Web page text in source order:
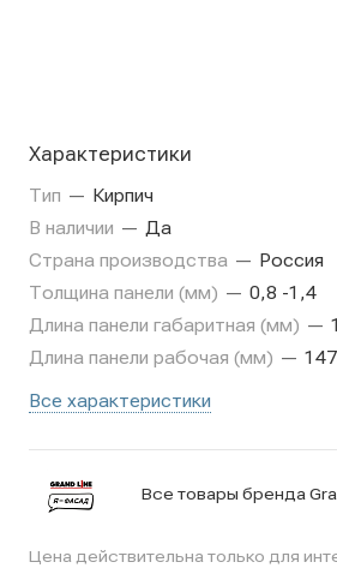
Характеристики
Тип — Кирпич
В наличии — Да
Страна производства — Россия
Толщина панели (мм) — 0,8 -1,4
Длина панели габаритная (мм) —
Длина панели рабочая (мм) —
Все характеристики
Все товары бренда
Цена действительна только для